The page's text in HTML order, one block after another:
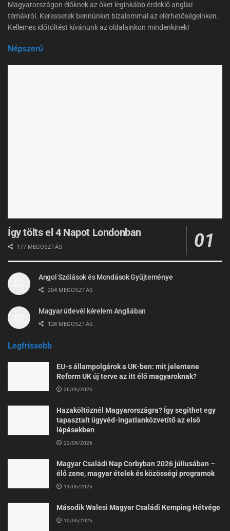
Magyarországon élőknek az őket leginkább érdeklő angliai
témákról. Keressetek bennünket bizalommal az elérhetőségeinken.
Kellemes időtöltést kívánunk az oldalainkon mindenkinek!
Népszerű
Így tölts el 4 Napot Londonban
177 MEGOSZTÁS
Angol Szólások és Mondások Gyűjteménye
204 MEGOSZTÁS
Magyar útlevél kérelem Angliában
128 MEGOSZTÁS
Legfrissebb
EU-s állampolgárok a UK-ben: mit jelentene
Reform UK új terve az itt élő magyaroknak?
26/06/2026
Hazaköltöznél Magyarországra? Így segíthet egy
tapasztalt ügyvéd-ingatlanközvetítő az első
lépésekben
22/06/2026
Magyar Családi Nap Corbyban 2026 júliusában –
élő zene, magyar ételek és közösségi programok
14/06/2026
Második Walesi Magyar Családi Kemping Hétvége
10/06/2026